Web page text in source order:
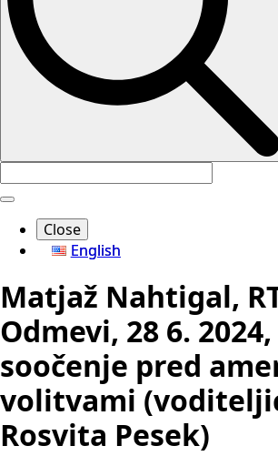
Close
English
Matjaž Nahtigal,
Odmevi, 28 6.
soočenje pred
volitvami
Rosvita Pesek)